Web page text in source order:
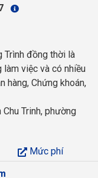
Trình đồng thời là
việc và có nhiều
hàng, Chứng khoán,
Chu Trinh, phường
Mức phí